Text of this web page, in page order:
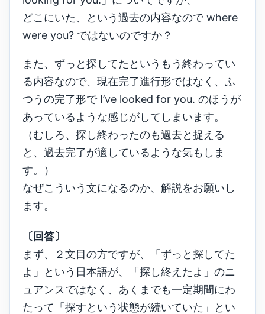
どこにいた、という過去の内容なので where
were you? ではないのですか？
また、ずっと探してたというもう終わってい
る内容なので、現在完了進行形ではなく、ふ
つうの完了形で I’ve looked for you. のほうが
あっているような感じがしてしまいます。
（むしろ、探し終わったのも過去と捉える
と、過去完了が適しているような気もしま
す。）
なぜこういう文になるのか、解説をお願いし
ます。
〔回答〕
まず、２文目の方ですが、「ずっと探してた
よ」という日本語が、「探し終えたよ」のニ
ュアンスではなく、あくまでも一定期間にわ
たって「探すという状態が続いていた」とい